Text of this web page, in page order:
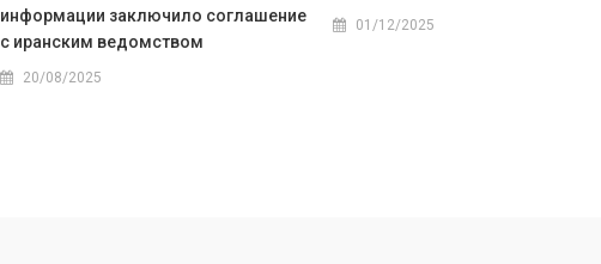
информации заключило соглашение
с иранским ведомством
20/08/2025
01/12/2025